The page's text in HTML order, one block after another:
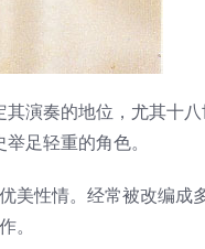
演奏的地位，尤其十
足轻重的角色。
美性情。经常被改编成
。